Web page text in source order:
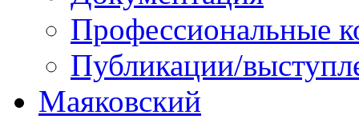
Профессиональные
Публикации/
Маяковский